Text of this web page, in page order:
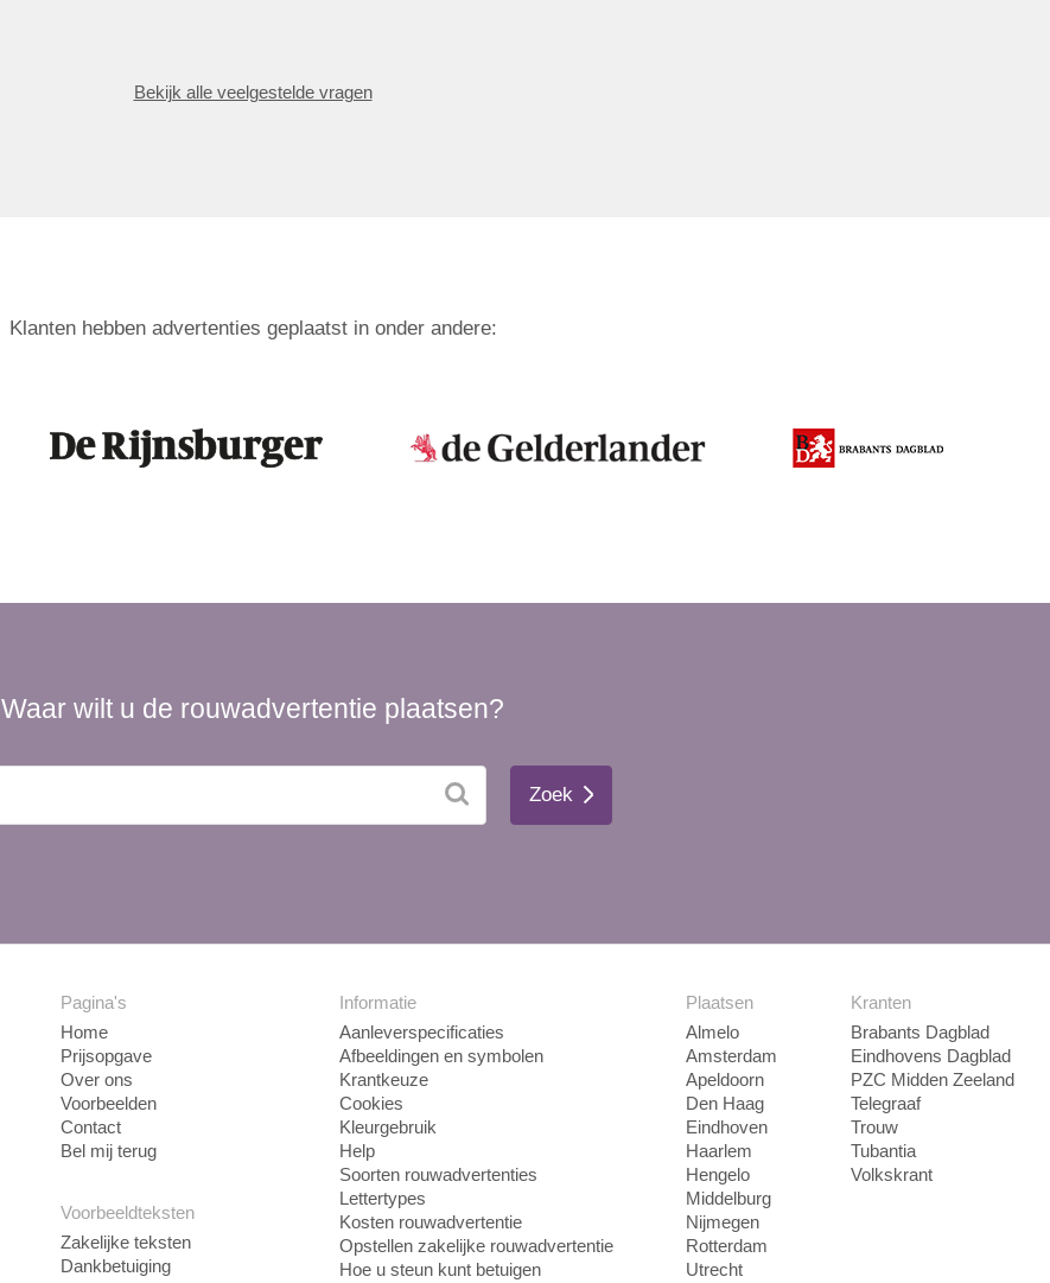
Bekijk alle veelgestelde vragen
Klanten hebben advertenties geplaatst in onder andere:
Waar wilt u de rouwadvertentie plaatsen?
Zoek
Pagina's
Home
Prijsopgave
Over ons
Voorbeelden
Contact
Bel mij terug
Voorbeeldteksten
Zakelijke teksten
Dankbetuiging
Informatie
Aanleverspecificaties
Afbeeldingen en symbolen
Krantkeuze
Cookies
Kleurgebruik
Help
Soorten rouwadvertenties
Lettertypes
Kosten rouwadvertentie
Opstellen zakelijke rouwadvertentie
Hoe u steun kunt betuigen
Plaatsen
Almelo
Amsterdam
Apeldoorn
Den Haag
Eindhoven
Haarlem
Hengelo
Middelburg
Nijmegen
Rotterdam
Utrecht
Kranten
Brabants Dagblad
Eindhovens Dagblad
PZC Midden Zeeland
Telegraaf
Trouw
Tubantia
Volkskrant